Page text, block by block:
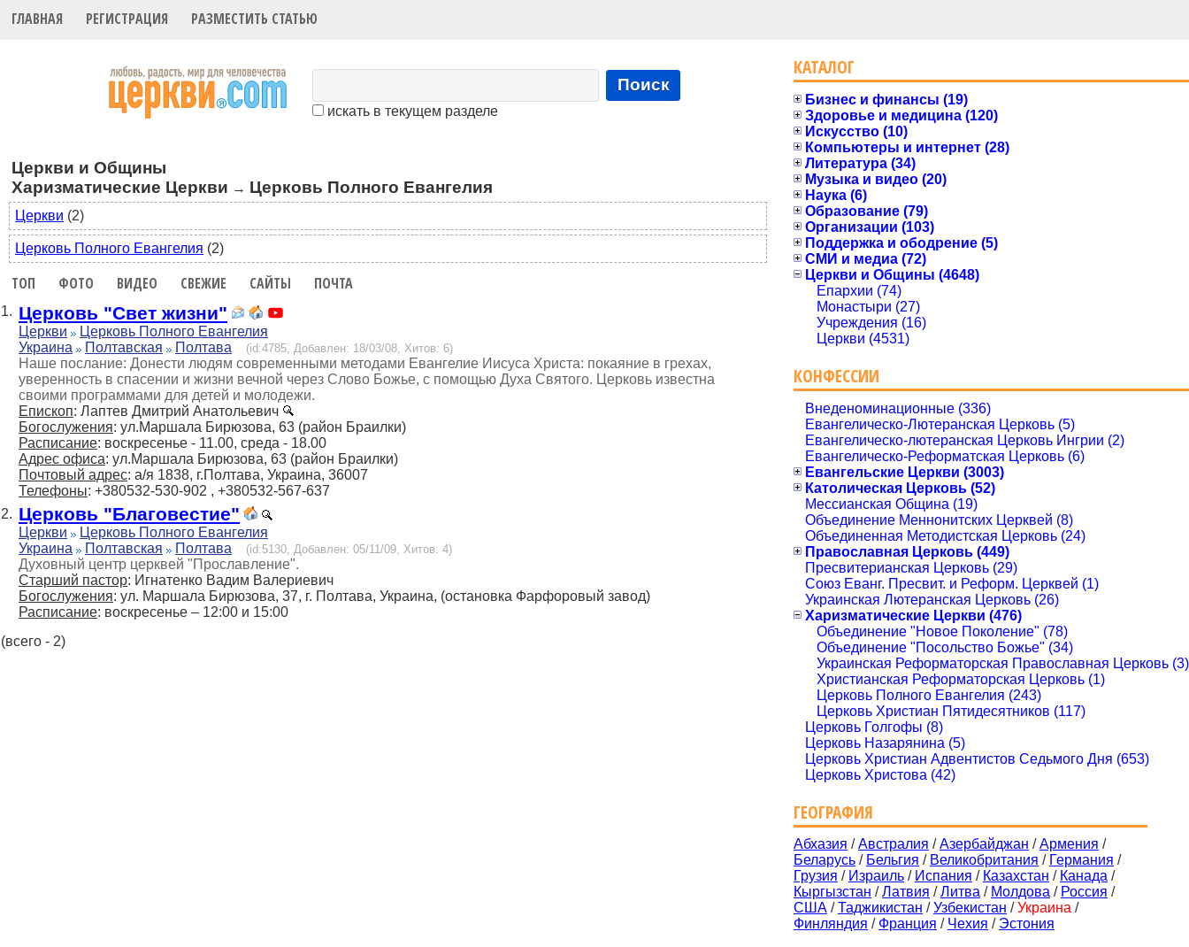
ГЛАВНАЯ РЕГИСТРАЦИЯ РАЗМЕСТИТЬ СТАТЬЮ
Поиск
искать в текущем разделе
Церкви и Общины
Харизматические Церкви → Церковь Полного Евангелия
Церкви (2)
Церковь Полного Евангелия (2)
ТОП ФОТО ВИДЕО СВЕЖИЕ САЙТЫ ПОЧТА
1. Церковь "Свет жизни"
Церкви
Церковь Полного Евангелия
Украина
Полтавская Полтава (id:4785, Добавлен: 18/03/08, Хитов: 6)
Наше послание: Донести людям современными методами Евангелие Иисуса Христа: покаяние в грехах,
уверенность в спасении и жизни вечной через Слово Божье, с помощью Духа Святого. Церковь известна
своими программами для детей и молодежи.
Епископ: Лаптев Дмитрий Анатольевич
Богослужения: ул.Маршала Бирюзова, 63 (район Браилки)
Расписание: воскресенье - 11.00, среда - 18.00
Адрес офиса: ул.Маршала Бирюзова, 63 (район Браилки)
Почтовый адрес: а/я 1838, г.Полтава, Украина, 36007
Телефоны: +380532-530-902 , +380532-567-637
2. Церковь "Благовестие"
Церкви
Церковь Полного Евангелия
Украина
Полтавская Полтава (id:5130, Добавлен: 05/11/09, Хитов: 4)
Духовный центр церквей "Прославление".
Старший пастор: Игнатенко Вадим Валериевич
Богослужения: ул. Маршала Бирюзова, 37, г. Полтава, Украина, (остановка Фарфоровый завод)
Расписание: воскресенье – 12:00 и 15:00
(всего - 2)
КАТАЛОГ
Бизнес и финансы (19)
Здоровье и медицина (120)
Искусство (10)
Компьютеры и интернет (28)
Литература (34)
Музыка и видео (20)
Наука (6)
Образование (79)
Организации (103)
Поддержка и ободрение (5)
СМИ и медиа (72)
Церкви и Общины (4648)
Епархии (74)
Монастыри (27)
Учреждения (16)
Церкви (4531)
КОНФЕССИИ
Внеденоминационные (336)
Евангелическо-Лютеранская Церковь (5)
Евангелическо-лютеранская Церковь Ингрии (2)
Евангелическо-Реформатская Церковь (6)
Евангельские Церкви (3003)
Католическая Церковь (52)
Мессианская Община (19)
Объединение Меннонитских Церквей (8)
Объединенная Методистская Церковь (24)
Православная Церковь (449)
Пресвитерианская Церковь (29)
Союз Еванг. Пресвит. и Реформ. Церквей (1)
Украинская Лютеранская Церковь (26)
Харизматические Церкви (476)
Объединение "Новое Поколение" (78)
Объединение "Посольство Божье" (34)
Украинская Реформаторская Православная Церковь (3)
Христианская Реформаторская Церковь (1)
Церковь Полного Евангелия (243)
Церковь Христиан Пятидесятников (117)
Церковь Голгофы (8)
Церковь Назарянина (5)
Церковь Христиан Адвентистов Седьмого Дня (653)
Церковь Христова (42)
ГЕОГРАФИЯ
Абхазия /Австралия /Азербайджан /Армения /
Беларусь / Бельгия / Великобритания / Германия /
Грузия / Израиль / Испания / Казахстан / Канада /
Кыргызстан /Латвия /Литва / Молдова / Россия /
США /Таджикистан /Узбекистан /Украина /
Финляндия / Франция / Чехия / Эстония